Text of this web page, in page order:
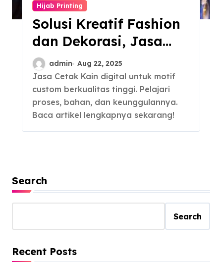
Hijab Printing
Solusi Kreatif Fashion
dan Dekorasi, Jasa
Cetak Kain Digital
admin Aug 22, 2025
Jasa Cetak Kain digital untuk motif
custom berkualitas tinggi. Pelajari
proses, bahan, dan keunggulannya.
Baca artikel lengkapnya sekarang!
Search
Search
Recent Posts